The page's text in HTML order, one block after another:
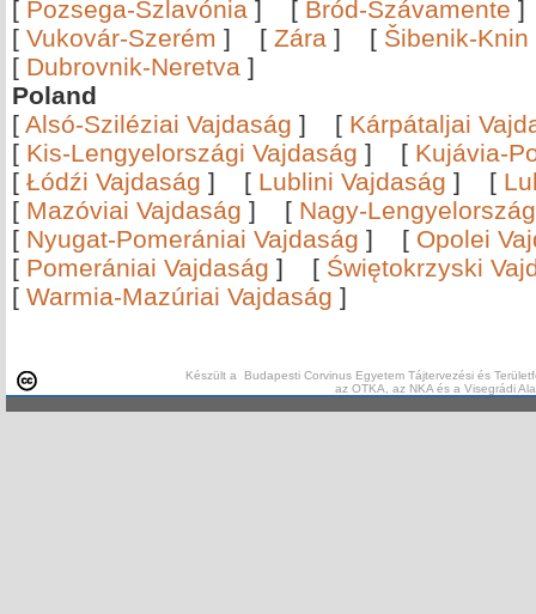
[ Pozsega-Szlavónia ] [ Bród-Szávamente
[ Vukovár-Szerém ] [ Zára ] [ Šibenik-Knin
[ Dubrovnik-Neretva ]
Poland
[ Alsó-Sziléziai Vajdaság ] [ Kárpátaljai
[ Kis-Lengyelországi Vajdaság ] [ Kujávia-
[ Łódźi Vajdaság ] [ Lublini Vajdaság ] [
[ Mazóviai Vajdaság ] [ Nagy-
[ Nyugat-Pomerániai Vajdaság ] [ Opolei
[ Pomerániai Vajdaság ] [ Świętokrzyski
[ Warmia-Mazúriai Vajdaság ]
Készült a Budapesti Corvinus Egyetem Tájtervezési és
az OTKA, az NKA és a Visegrádi